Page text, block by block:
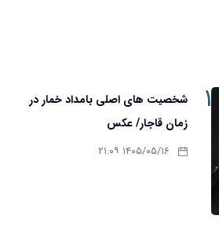
۱
شخصیت های اصلی بامداد خمار در
زمان قاجار/ عکس
۱۴۰۵/۰۵/۱۶ ۲۱:۰۹